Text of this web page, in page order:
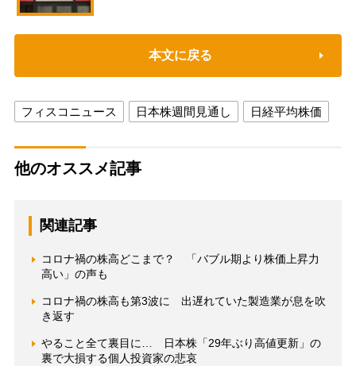
本文に戻る
フィスコニュース 日本株週間見通し 日経平均株価
他のオススメ記事
関連記事
コロナ禍の株高どこまで？ 「バブル期より株価上昇力
高い」の声も
コロナ禍の株高も第3波に 出遅れていた製造業が息を吹
き返す
やること全て裏目に… 日本株「29年ぶり高値更新」の
裏で大損する個人投資家の悲哀